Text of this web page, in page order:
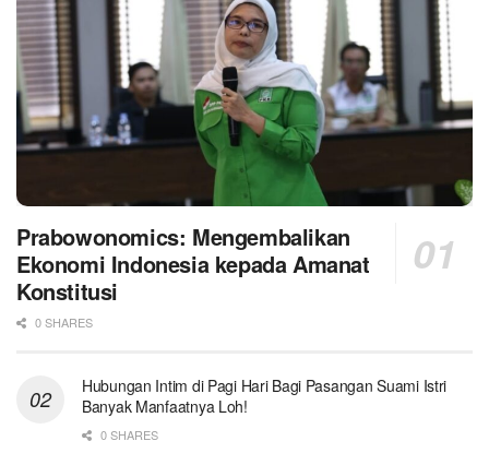
Prabowonomics: Mengembalikan
Ekonomi Indonesia kepada Amanat
Konstitusi
0 SHARES
Hubungan Intim di Pagi Hari Bagi Pasangan Suami Istri
Banyak Manfaatnya Loh!
0 SHARES